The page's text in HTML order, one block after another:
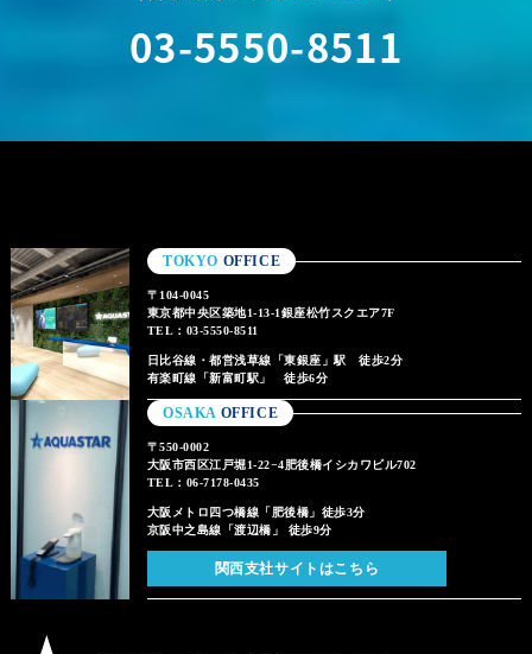
03-5550-8511
TOKYO OFFICE
〒104-0045
東京都中央区築地1-13-1銀座松竹スクエア7F
TEL：03-5550-8511
日比谷線・都営浅草線「東銀座」駅 徒歩2分
有楽町線「新富町駅」 徒歩6分
OSAKA OFFICE
〒550-0002
大阪市西区江戸堀1-22−4肥後橋イシカワビル702
TEL：06-7178-0435
大阪メトロ四つ橋線「肥後橋」徒歩3分
京阪中之島線「渡辺橋」 徒歩9分
関西支社サイトはこちら